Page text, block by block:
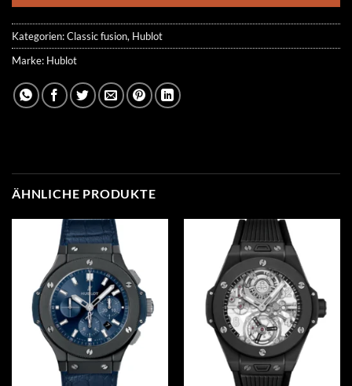
Kategorien:Classic fusion, Hublot
Marke: Hublot
ÄHNLICHE PRODUKTE